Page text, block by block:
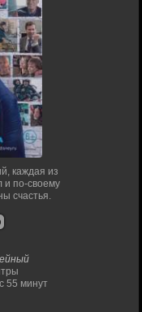
каждая из
и по-своему
счастья.
55 минут